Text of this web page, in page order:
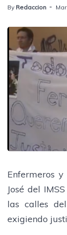
By Redaccion
Enfermeros
José del
las calles
exigiendo